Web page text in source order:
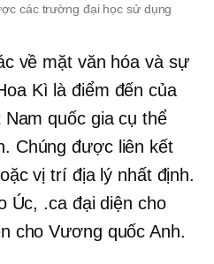
các trường đại học sử dụng
về mặt văn hóa và sự
Kì là điểm đến của
Namquốc gia cụ thể
Chúng được liên kết
vị trí địa lý nhất định.
Úc, .ca đại diện cho
cho Vương quốc Anh.